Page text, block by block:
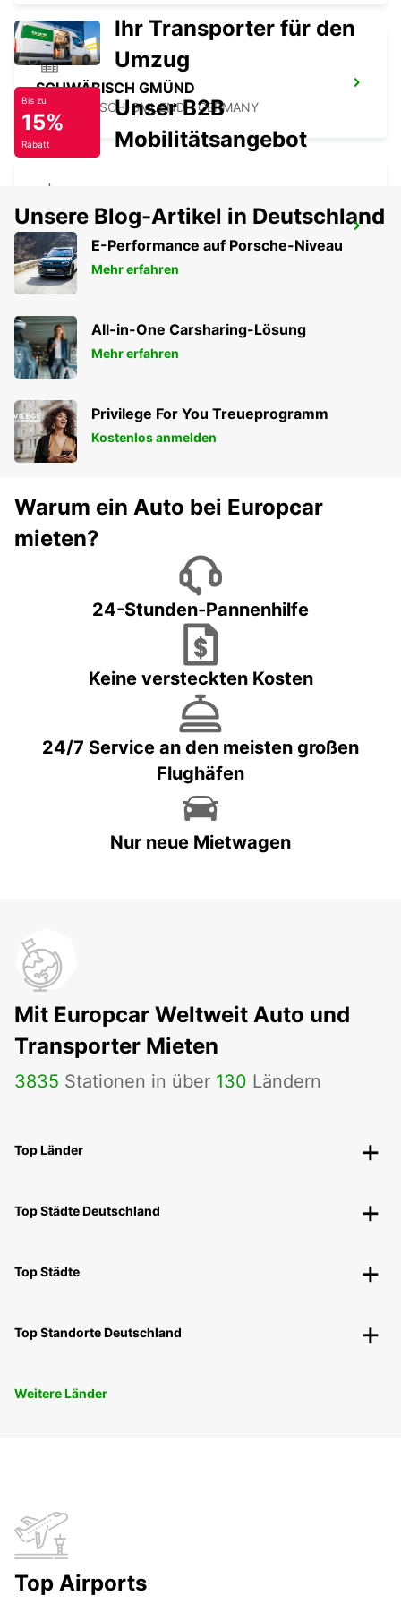
SCHWÄBISCH GMÜND
SCHWAEBISCH-GMUEND - GERMANY
NECKARSULM AUDI FORUM (NUR
RÜCKGABE)
NECKARSULM - GERMANY
Ihr Transporter für den
Umzug
Bis zu
15%
Rabatt
Unser B2B
Mobilitätsangebot
Unsere Blog-Artikel in Deutschland
E-Performance auf Porsche-Niveau
Mehr erfahren
All-in-One Carsharing-Lösung
Mehr erfahren
Privilege For You Treueprogramm
Kostenlos anmelden
Warum ein Auto bei Europcar
mieten?
24-Stunden-Pannenhilfe
Keine versteckten Kosten
24/7 Service an den meisten großen
Flughäfen
Nur neue Mietwagen
Mit Europcar Weltweit Auto und
Transporter Mieten
3835 Stationen in über 130 Ländern
Top Länder
Top Städte Deutschland
Top Städte
Top Standorte Deutschland
Weitere Länder
Top Airports